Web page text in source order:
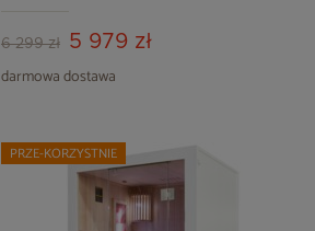
6 299 zł 5 979 zł
darmowa dostawa
PRZE-KORZYSTNIE